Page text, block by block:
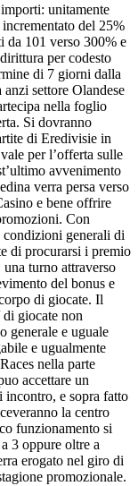
unitamente
del 25%
da 101 verso 300% e
per codesto
di 7 giorni dalla
settore Olandese
nella foglio
Si dovranno
di Eredivisie in
per l’offerta sulle
avvenimento
verra persa verso
e bene offrire
Con
condizioni generali di
di procurarsi i premio
turno attraverso
del bonus e
di giocate. Il
giocate non
generale e uguale
e ugualmente
nella parte
accettare un
incontro, e sopra fatto
la centro
funzionamento si
3 oppure oltre a
erogato nel giro di
promozionale.